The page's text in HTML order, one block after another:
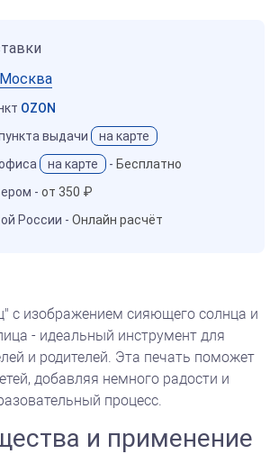
Москва
OZON
выдачи
на карте
на карте - Бесплатно
- от 350 ₽
России - Онлайн расчёт
с изображением сияющего солнца и
- идеальный инструмент для
и родителей. Эта печать поможет
добавляя немного радости и
процесс.
и применение